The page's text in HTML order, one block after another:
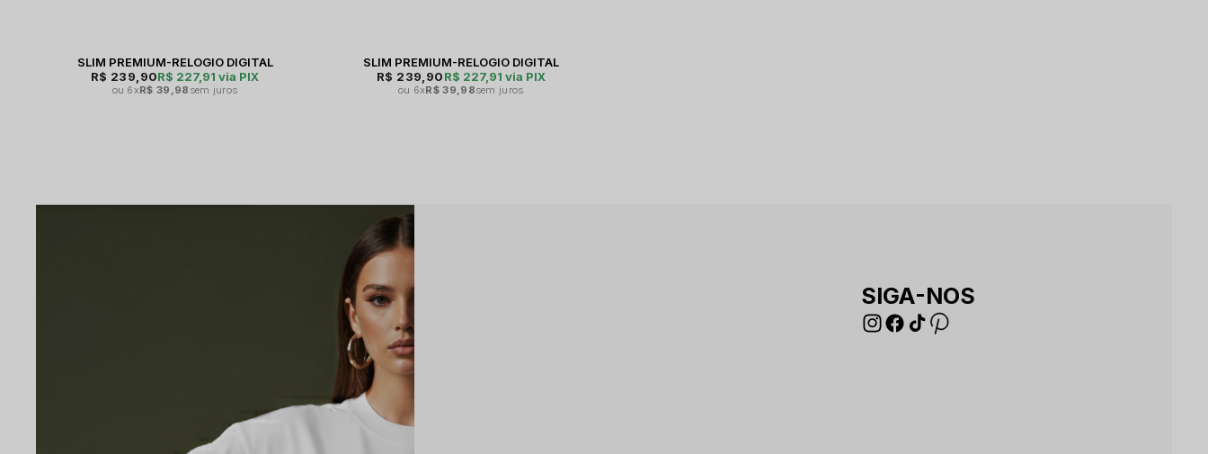
SLIM PREMIUM-RELOGIO DIGITAL
R$ 227,91 via PIX
R$ 239,90
6xR$ 39,98 sem juros
SLIM PREMIUM-RELOGIO DIGITAL
R$ 227,91 via PIX
R$ 239,90
6xR$ 39,98sem juros
SIGA-NOS